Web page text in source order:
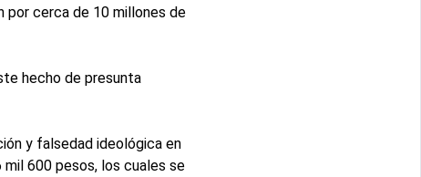
por cerca de 10 millones de
hecho de presunta
y falsedad ideológica en
600 pesos, los cuales se